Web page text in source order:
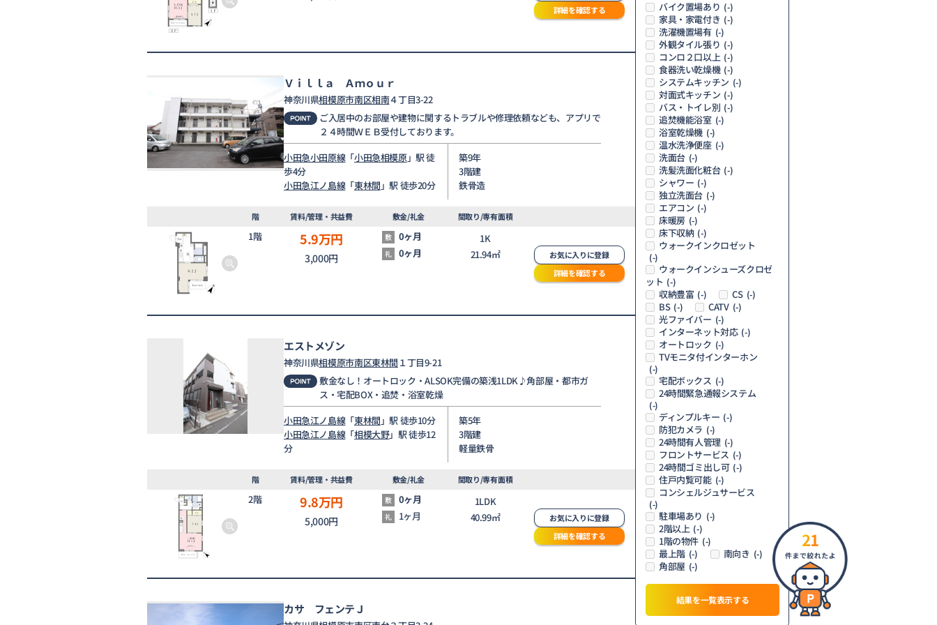
詳細を確認する
Ｖｉｌｌａ Ａｍｏｕｒ
神奈川県相模原市南区相南４丁目3-22
ご入居中のお部屋や建物に関するトラブルや修理依頼なども、アプリで
２４時間ＷＥＢ受付しております。
小田急小田原線「小田急相模原」駅 徒
歩4分
小田急江ノ島線「東林間 」駅 徒歩20分
築9年
3階建
鉄骨造
階 賃料/管理・共益費 敷金/礼金 間取り/専有面積
1階 5.9万円
3,000円
敷 0ヶ月
礼 0ヶ月
1K
21.94㎡
お気に入りに登録
詳細を確認する
エストメゾン
神奈川県相模原市南区東林間 １丁目9-21
敷金なし！オートロック・ALSOK完備の築浅1LDK♪角部屋・都市ガ
ス・宅配BOX・追焚・浴室乾燥
小田急江ノ島線「東林間 」駅 徒歩10分
小田急江ノ島線「相模大野」駅 徒歩12
分
築5年
3階建
軽量鉄骨
階 賃料/管理・共益費 敷金/礼金 間取り/専有面積
2階 9.8万円
5,000円
敷 0ヶ月
礼 1ヶ月
1LDK
40.99㎡
お気に入りに登録
詳細を確認する
カサ フェンテＪ
バイク置場あり (-)
家具・家電付き (-)
洗濯機置場有 (-)
外観タイル張り (-)
コンロ２口以上 (-)
食器洗い乾燥機 (-)
システムキッチン (-)
対面式キッチン (-)
バス・トイレ別 (-)
追焚機能浴室 (-)
浴室乾燥機 (-)
温水洗浄便座 (-)
洗面台 (-)
洗髪洗面化粧台 (-)
シャワー (-)
独立洗面台 (-)
エアコン (-)
床暖房 (-)
床下収納 (-)
ウォークインクロゼット
(-)
ウォークインシューズクロゼ
ット (-)
収納豊富 (-) CS (-)
BS (-) CATV (-)
光ファイバー (-)
インターネット対応 (-)
オートロック (-)
TVモニタ付インターホン
(-)
宅配ボックス (-)
24時間緊急通報システム
(-)
ディンプルキー (-)
防犯カメラ (-)
24時間有人管理 (-)
フロントサービス (-)
24時間ゴミ出し可 (-)
住戸内覧可能 (-)
コンシェルジュサービス
(-)
駐車場あり (-)
2階以上 (-)
1階の物件 (-)
最上階 (-) 南向き (-)
角部屋 (-)
結果を一覧表示する
21